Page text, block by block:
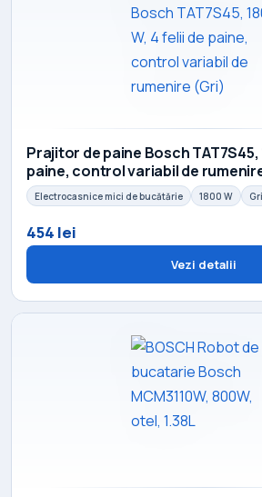
Prajitor de paine Bosch TAT7S45,
paine, control variabil de
Electrocasnice mici de bucătărie 1800 W Gri
454 lei
Vezi detalii